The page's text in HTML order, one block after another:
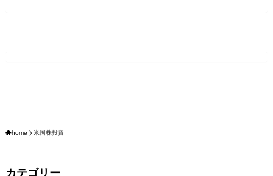
home 米国株投資
カテゴリー